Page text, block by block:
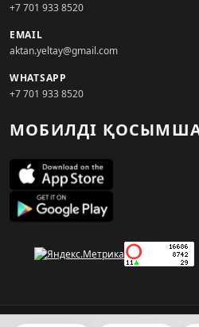
+7 701 933 8520
EMAIL
aktan.yeltay@gmail.com
WHATSAPP
+7 701 933 8520
МОБИЛДІ